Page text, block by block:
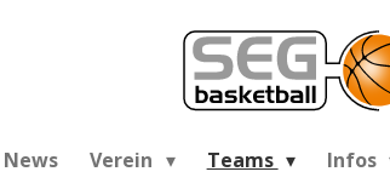
News Verein Teams Infos